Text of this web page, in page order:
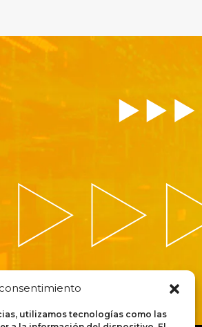
utilizamos tecnologías como las